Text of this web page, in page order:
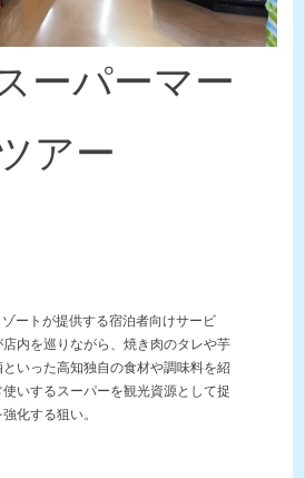
ーパーマー
アー
ートが提供する宿泊者向けサービ
内を巡りながら、焼き肉のタレや芋
いった高知独自の食材や調味料を紹
いするスーパーを観光資源として捉
化する狙い。